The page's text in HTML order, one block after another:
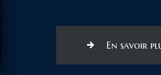
En savoir